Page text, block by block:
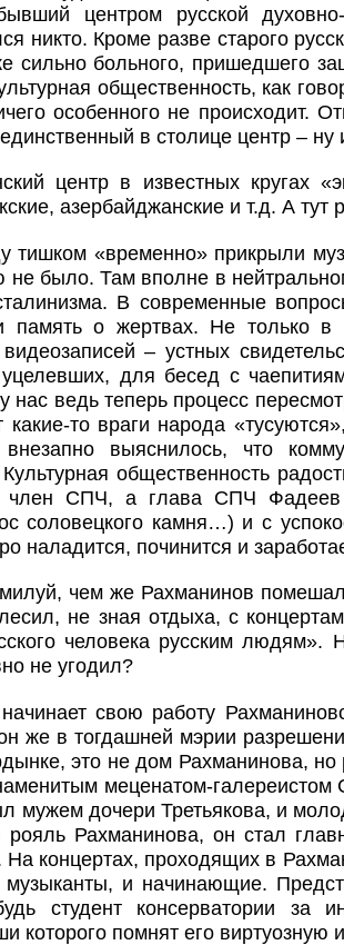
центром русской
никто. Кроме разве старого
сильно больного, пришедшего
общественность, как
особенного не происходит.
в столице центр –
центр в известных кругах
азербайджанские и т.д. А
тишком «временно» прикрыли
не было. Там вполне в
В современные
память о жертвах. Не только в
– устных
для бесед с
ведь теперь процесс
то враги народа
выяснилось, что
общественность
член СПЧ, а глава СПЧ Фадеев
соловецкого камня…) и с
наладится, починится и
чем же Рахманинов
не зная отдыха, с
человека русским
не угодил?
свою работу
же в тогдашней мэрии
это не дом Рахманинова, но
меценатом-
мужем дочери Третьякова, и
рояль Рахманинова, он стал
На концертах, проходящих в
и начинающие.
студент консерватории за
которого помнят его виртуозную